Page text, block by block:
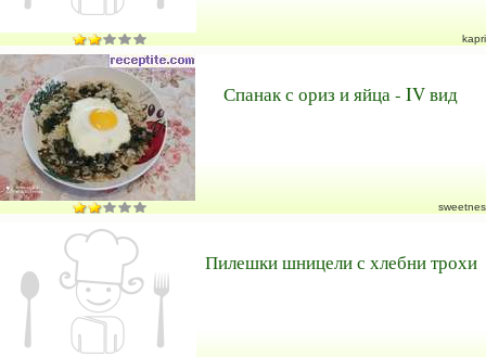
kapri
Спанак с ориз и яйца - IV вид
sweetnes
Пилешки шницели с хлебни трохи